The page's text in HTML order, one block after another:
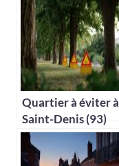
Quartier à éviter à
Saint-Denis (93)